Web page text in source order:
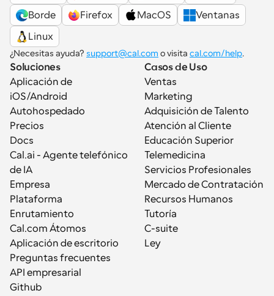
Borde
Firefox MacOS
Ventanas
Linux
¿Necesitas ayuda? support@cal.com o visita cal.com/help.
Soluciones
Aplicación de
iOS/Android
Autohospedado
Precios
Docs
Cal.ai - Agente telefónico
de IA
Empresa
Plataforma
Enrutamiento
Cal.com Átomos
Aplicación de escritorio
Preguntas frecuentes
API empresarial
Github
Casos de Uso
Ventas
Marketing
Adquisición de Talento
Atención al Cliente
Educación Superior
Telemedicina
Servicios Profesionales
Mercado de Contratación
Recursos Humanos
Tutoría
C-suite
Ley